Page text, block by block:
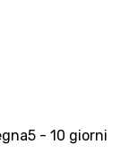
5 - 10 giorni